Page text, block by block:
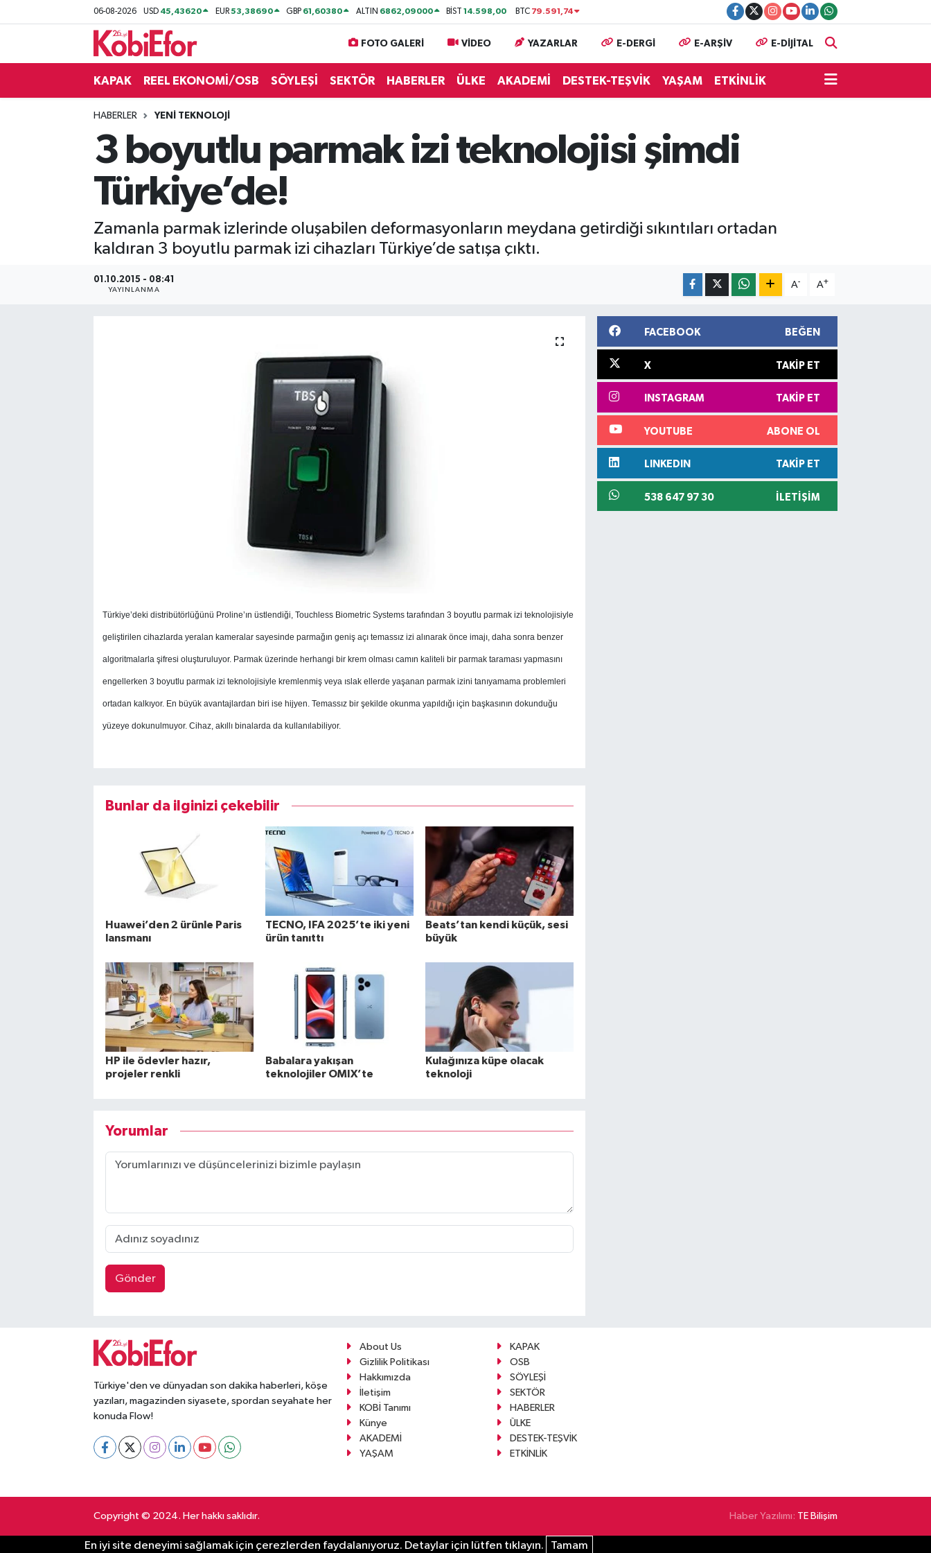
06-08-2026 USD 45,43620 EUR53,38690 GBP 61,60380 ALTIN 6862,09000 BİST14.598,00 BTC 79.591,74
FOTO GALERİ VİDEO YAZARLAR E-DERGİ E-ARŞİV E-DİJİTAL
KAPAK REEL EKONOMİ/OSB SÖYLEŞİ SEKTÖR HABERLER ÜLKE AKADEMİ DESTEK-TEŞVİK YAŞAM ETKİNLİK
HABERLER YENİ TEKNOLOJİ
3 boyutlu parmak izi teknolojisi şimdi
Türkiye’de!
Zamanla parmak izlerinde oluşabilen deformasyonların meydana getirdiği sıkıntıları ortadan
kaldıran 3 boyutlu parmak izi cihazları Türkiye’de satışa çıktı.
01.10.2015 - 08:41
YAYINLANMA
A- A+
Türkiye’deki distribütörlüğünü Proline’ın üstlendiği, Touchless Biometric Systems tarafından 3 boyutlu parmak izi teknolojisiyle
geliştirilen cihazlarda yeralan kameralar sayesinde parmağın geniş açı temassız izi alınarak önce imajı, daha sonra benzer
algoritmalarla şifresi oluşturuluyor. Parmak üzerinde herhangi bir krem olması camın kaliteli bir parmak taraması yapmasını
engellerken 3 boyutlu parmak izi teknolojisiyle kremlenmiş veya ıslak ellerde yaşanan parmak izini tanıyamama problemleri
ortadan kalkıyor. En büyük avantajlardan biri ise hijyen. Temassız bir şekilde okunma yapıldığı için başkasının dokunduğu
yüzeye dokunulmuyor. Cihaz, akıllı binalarda da kullanılabiliyor.
Bunlar da ilginizi çekebilir
Huawei’den 2 ürünle Paris
lansmanı
TECNO, IFA 2025’te iki yeni
ürün tanıttı
Beats’tan kendi küçük, sesi
büyük
HP ile ödevler hazır,
projeler renkli
Babalara yakışan
teknolojiler OMIX’te
Kulağınıza küpe olacak
teknoloji
Yorumlar
Gönder
FACEBOOK BEĞEN
X TAKIP ET
INSTAGRAM TAKIP ET
YOUTUBE ABONE OL
LINKEDIN TAKIP ET
538 647 97 30 İLETIŞIM
Türkiye'den ve dünyadan son dakika haberleri, köşe
yazıları, magazinden siyasete, spordan seyahate her
konuda Flow!
About Us
KAPAK
Gizlilik Politikası
OSB
Hakkımızda
SÖYLEŞİ
İletişim
SEKTÖR
KOBİ Tanımı
HABERLER
Künye
ÜLKE
AKADEMİ
DESTEK-TEŞVİK
YAŞAM
ETKİNLİK
Copyright © 2024. Her hakkı saklıdır. Haber Yazılımı: TE Bilişim
En iyi site deneyimi sağlamak için çerezlerden faydalanıyoruz. Detaylar için lütfen tıklayın. Tamam
BİLİŞİM PANO
HABERLER